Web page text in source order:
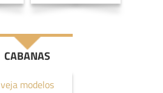
CABANAS
veja modelos